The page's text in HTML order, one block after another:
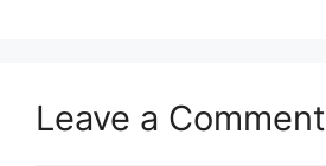
Leave a Comment